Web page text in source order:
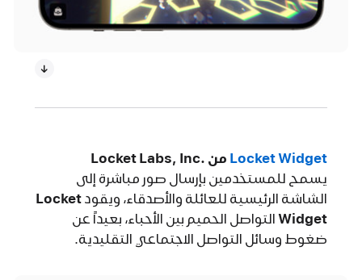
Locket Widget‏ من .Locket Labs, Inc‏
يسمح للمستخدمين بإرسال صور مباشرة إلى
الشاشة الرئيسية للعائلة والأصدقاء، ويقود Locket
Widget‏التواصل الحميم بين الأحباء، بعيداً عن
ضغوط وسائل التواصل الاجتماعي التقليدية.